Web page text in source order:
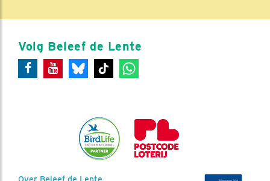
Volg Beleef de Lente
Over Beleef de Lente